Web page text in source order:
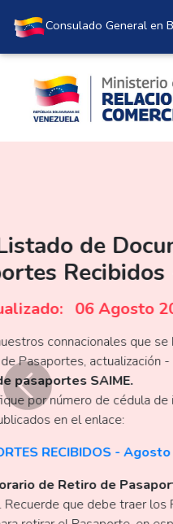
Consulado General en
- GOBIERNO
La República
repudia y denuncia
la gravísima agresión
Gobierno actual de los
contra territorio y
localidades civiles y
capital de la República, y
La Guaira. Este acto
la Carta de las Naciones
artículos 1 y 2, que
Previo